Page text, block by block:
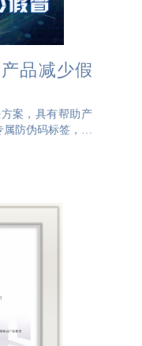
品减少假
案，具有帮助产
防伪码标签，每
决方案，安全便